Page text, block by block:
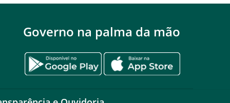
Governo na palma da mão